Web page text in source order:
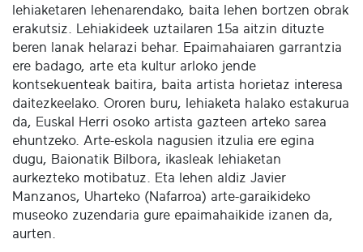
lehiaketaren lehenarendako, baita lehen bortzen obrak
erakutsiz. Lehiakideek uztailaren 15a aitzin dituzte
beren lanak helarazi behar. Epaimahaiaren garrantzia
ere badago, arte eta kultur arloko jende
kontsekuenteak baitira, baita artista horietaz interesa
daitezkeelako. Ororen buru, lehiaketa halako estakurua
da, Euskal Herri osoko artista gazteen arteko sarea
ehuntzeko. Arte-eskola nagusien itzulia ere egina
dugu, Baionatik Bilbora, ikasleak lehiaketan
aurkezteko motibatuz. Eta lehen aldiz Javier
Manzanos, Uharteko (Nafarroa) arte-garaikideko
museoko zuzendaria gure epaimahaikide izanen da,
aurten.